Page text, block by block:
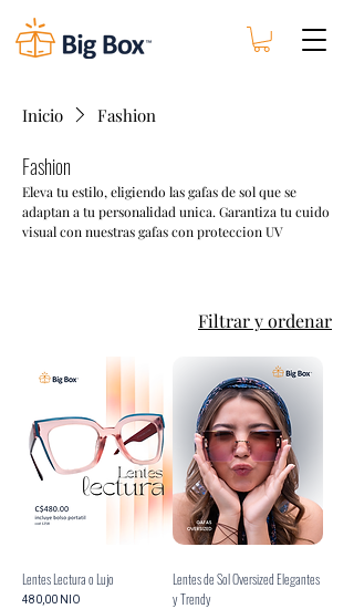
Inicio Fashion
Fashion
Eleva tu estilo, eligiendo las gafas de sol que se
adaptan a tu personalidad unica. Garantiza tu cuido
visual con nuestras gafas con proteccion UV
Filtrar y ordenar
Lentes Lectura o Lujo
Precio
480,00 NIO
Lentes de Sol Oversized Elegantes
y Trendy